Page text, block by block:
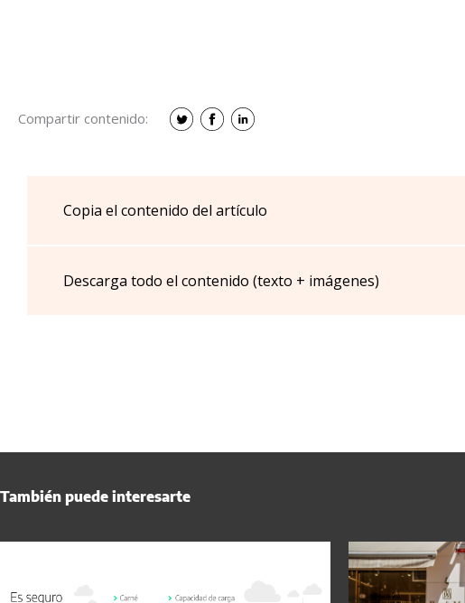
Compartir contenido:
Copia el contenido del artículo
Descarga todo el contenido (texto + imágenes)
También puede interesarte